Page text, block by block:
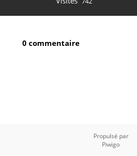
0 commentaire
Propulsé par
Piwigo